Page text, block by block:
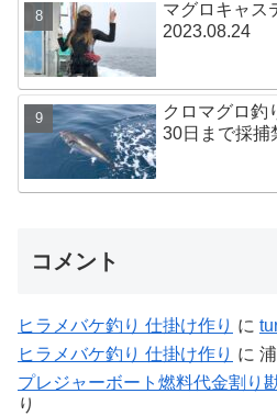
マグロキャス
2023.08.24
クロマグロ釣
30日まで採捕
コメント
ヒラメバケ釣り 仕掛け作り に
ヒラメバケ釣り 仕掛け作り に
プレジャーボート燃料代金割り
り